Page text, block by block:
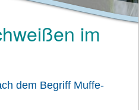
im
dem Begriff Muffe-